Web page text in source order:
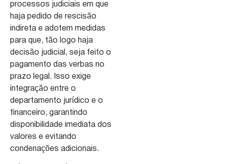
processos judiciais em que
haja pedido de rescisão
indireta e adotem medidas
para que, tão logo haja
decisão judicial, seja feito o
pagamento das verbas no
prazo legal. Isso exige
integração entre o
departamento jurídico e o
financeiro, garantindo
disponibilidade imediata dos
valores e evitando
condenações adicionais.